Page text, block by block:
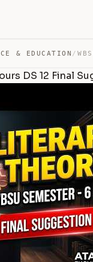
& EDUCATION /
DS 12 Final